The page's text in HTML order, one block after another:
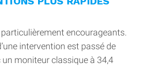
encourageants.
intervention est passé de
moniteur classique à 34,4